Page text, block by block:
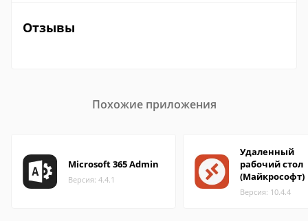
Отзывы
Похожие приложения
Microsoft 365 Admin
Версия: 4.4.1
Удаленный
рабочий стол
(Майкрософт)
Версия: 10.4.4